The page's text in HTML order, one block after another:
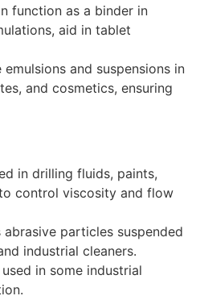
function as a binder in
aid in tablet
and suspensions in
and cosmetics, ensuring
in drilling fluids, paints,
control viscosity and flow
abrasive particles suspended
industrial cleaners.
in some industrial